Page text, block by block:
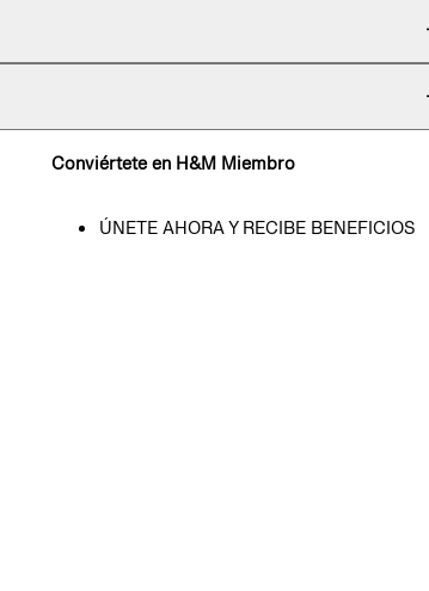
Conviértete en H&M Miembro
ÚNETE AHORA Y RECIBE BENEFICIOS